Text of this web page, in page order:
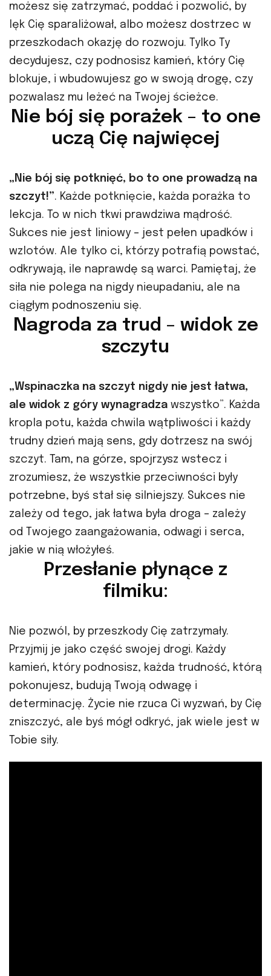
możesz się zatrzymać, poddać i pozwolić, by
lęk Cię sparaliżował, albo możesz dostrzec w
przeszkodach okazję do rozwoju. Tylko Ty
decydujesz, czy podnosisz kamień, który Cię
blokuje, i wbudowujesz go w swoją drogę, czy
pozwalasz mu leżeć na Twojej ścieżce.
Nie bój się porażek – to one
uczą Cię najwięcej
„Nie bój się potknięć, bo to one prowadzą na
szczyt!”. Każde potknięcie, każda porażka to
lekcja. To w nich tkwi prawdziwa mądrość.
Sukces nie jest liniowy – jest pełen upadków i
wzlotów. Ale tylko ci, którzy potrafią powstać,
odkrywają, ile naprawdę są warci. Pamiętaj, że
siła nie polega na nigdy nieupadaniu, ale na
ciągłym podnoszeniu się.
Nagroda za trud – widok ze
szczytu
„Wspinaczka na szczyt nigdy nie jest łatwa,
ale widok z góry wynagradza wszystko”. Każda
kropla potu, każda chwila wątpliwości i każdy
trudny dzień mają sens, gdy dotrzesz na swój
szczyt. Tam, na górze, spojrzysz wstecz i
zrozumiesz, że wszystkie przeciwności były
potrzebne, byś stał się silniejszy. Sukces nie
zależy od tego, jak łatwa była droga – zależy
od Twojego zaangażowania, odwagi i serca,
jakie w nią włożyłeś.
Przesłanie płynące z
filmiku:
Nie pozwól, by przeszkody Cię zatrzymały.
Przyjmij je jako część swojej drogi. Każdy
kamień, który podnosisz, każda trudność, którą
pokonujesz, budują Twoją odwagę i
determinację. Życie nie rzuca Ci wyzwań, by Cię
zniszczyć, ale byś mógł odkryć, jak wiele jest w
Tobie siły.